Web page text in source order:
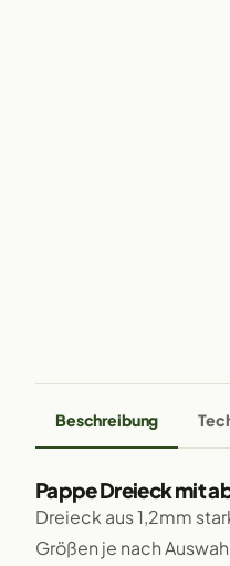
Beschreibung
Pappe Dreieck mit
Dreieck aus 1,2mm
Größen je nach